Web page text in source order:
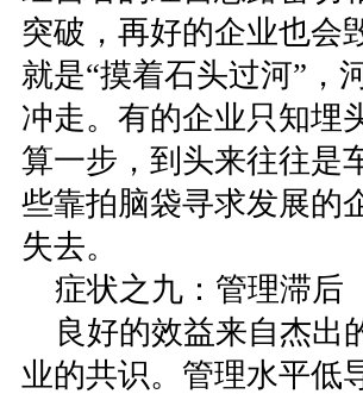
突破，再好的企业也会
就是“摸着石头过河”，
冲走。有的企业只知埋
算一步，到头来往往是
些靠拍脑袋寻求发展的
失去。
症状之九：管理滞后
良好的效益来自杰出
业的共识。管理水平低